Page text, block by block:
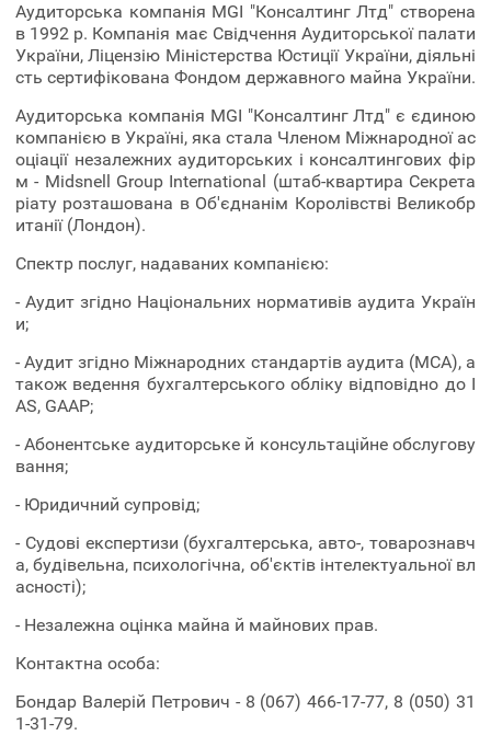
Аудиторська компанія MGI "Консалтинг Лтд" створена
в 1992 р. Компанія має Свідчення Аудиторської палати
України, Ліцензію Міністерства Юстиції України, діяльні
сть сертифікована Фондом державного майна України.
Аудиторська компанія MGI "Консалтинг Лтд" є єдиною
компанією в Україні, яка стала Членом Міжнародної ас
оціації незалежних аудиторських і консалтингових фір
м - Midsnell Group International (штаб-квартира Секрета
ріату розташована в Об'єднанім Королівстві Великобр
итанії (Лондон).
Спектр послуг, надаваних компанією:
- Аудит згідно Національних нормативів аудита Україн
и;
- Аудит згідно Міжнародних стандартів аудита (МСА), а
також ведення бухгалтерського обліку відповідно до I
AS, GAAP;
- Абонентське аудиторське й консультаційне обслугову
вання;
- Юридичний супровід;
- Судові експертизи (бухгалтерська, авто-, товарознавч
а, будівельна, психологічна, об'єктів інтелектуальної вл
асності);
- Незалежна оцінка майна й майнових прав.
Контактна особа:
Бондар Валерій Петрович - 8 (067) 466-17-77, 8 (050) 31
1-31-79.